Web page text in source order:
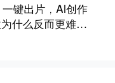
键出片，AI创作
什么反而更难做